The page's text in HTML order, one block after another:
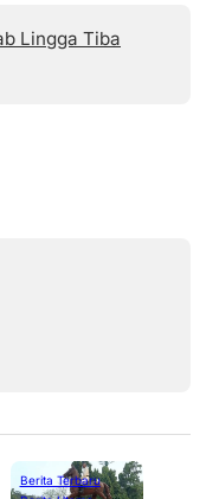
Lingga Tiba
Berita Terbaru